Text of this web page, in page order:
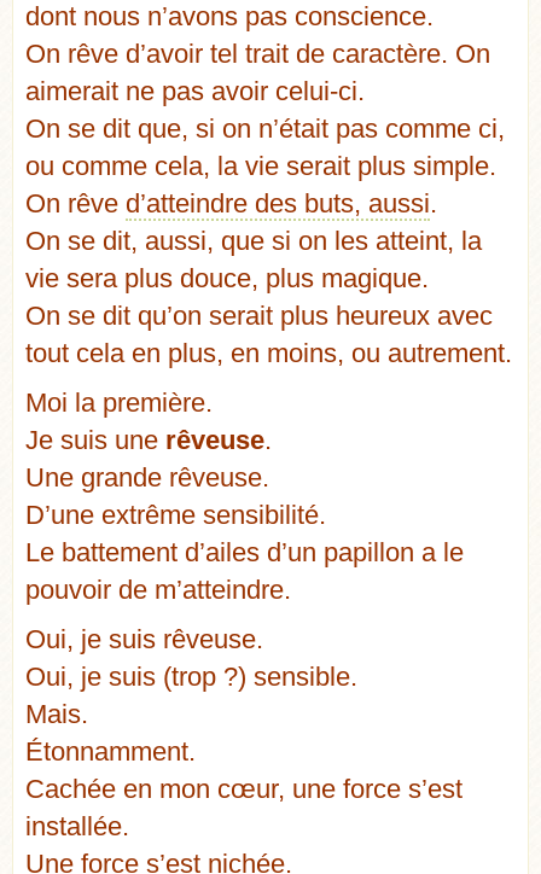
dont nous n’avons pas conscience.
On rêve d’avoir tel trait de caractère. On
aimerait ne pas avoir celui-ci.
On se dit que, si on n’était pas comme ci,
ou comme cela, la vie serait plus simple.
On rêve d’atteindre des buts, aussi.
On se dit, aussi, que si on les atteint, la
vie sera plus douce, plus magique.
On se dit qu’on serait plus heureux avec
tout cela en plus, en moins, ou autrement.
Moi la première.
Je suis une rêveuse.
Une grande rêveuse.
D’une extrême sensibilité.
Le battement d’ailes d’un papillon a le
pouvoir de m’atteindre.
Oui, je suis rêveuse.
Oui, je suis (trop ?) sensible.
Mais.
Étonnamment.
Cachée en mon cœur, une force s’est
installée.
Une force s’est nichée.